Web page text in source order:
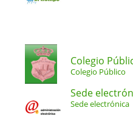
Colegio
Colegio Público
Sede
Sede electrónica